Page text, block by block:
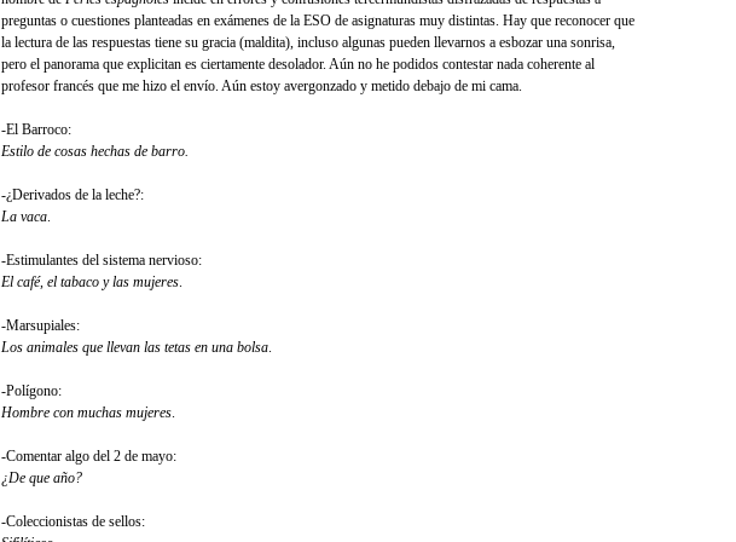
preguntas o cuestiones planteadas en exámenes de la ESO de asignaturas muy distintas. Hay que reconocer que
la lectura de las respuestas tiene su gracia (maldita), incluso algunas pueden llevarnos a esbozar una sonrisa,
pero el panorama que explicitan es ciertamente desolador. Aún no he podidos contestar nada coherente al
profesor francés que me hizo el envío. Aún estoy avergonzado y metido debajo de mi cama.
-El Barroco:
Estilo de cosas hechas de barro.
-¿Derivados de la leche?:
La vaca.
-Estimulantes del sistema nervioso:
El café, el tabaco y las mujeres.
-Marsupiales:
Los animales que llevan las tetas en una bolsa.
-Polígono:
Hombre con muchas mujeres.
-Comentar algo del 2 de mayo:
¿De que año?
-Coleccionistas de sellos: